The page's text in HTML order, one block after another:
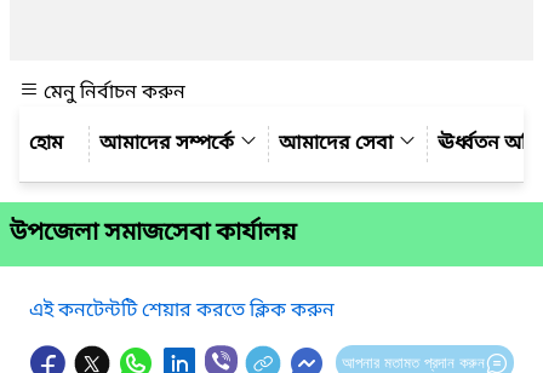
মেনু নির্বাচন করুন
আমাদের সম্পর্কে
আমাদের সেবা ঊর্ধ্বতন
উপজেলা সমাজসেবা কার্যালয়
এই কনটেন্টটি শেয়ার করতে ক্লিক করুন
আপনার মতামত প্রদান করুন